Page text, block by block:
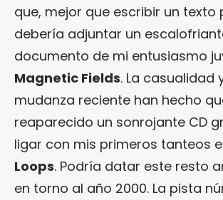
que, mejor que escribir un texto
debería adjuntar un
documento de mi entusiasmo
Magnetic Fields. La casualidad
mudanza reciente han hecho
reaparecido un sonrojante CD
ligar con mis primeros tanteos
Loops. Podría datar este resto
en torno al año 2000. La pista